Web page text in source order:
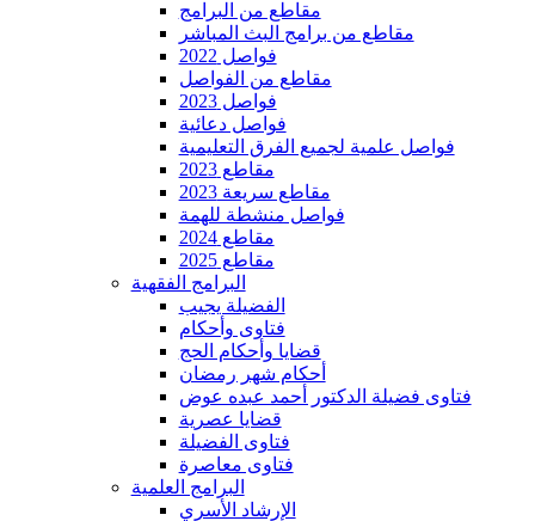
مقاطع من البرامج
مقاطع من برامج البث المباشر
فواصل 2022
مقاطع من الفواصل
فواصل 2023
فواصل دعائية
فواصل علمية لجميع الفرق التعليمية
مقاطع 2023
مقاطع سريعة 2023
فواصل منشطة للهمة
مقاطع 2024
مقاطع 2025
البرامج الفقهية
الفضيلة يجيب
فتاوى وأحكام
قضايا وأحكام الحج
أحكام شهر رمضان
فتاوى فضيلة الدكتور أحمد عبده عوض
قضايا عصرية
فتاوى الفضيلة
فتاوى معاصرة
البرامج العلمية
الإرشاد الأسري